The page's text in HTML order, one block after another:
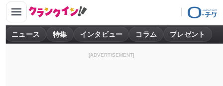
ニュース 特集 インタビュー コラム プレゼント
[ADVERTISEMENT]